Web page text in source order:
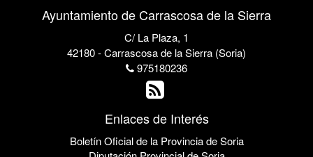
Ayuntamiento de Carrascosa de la Sierra
C/ La Plaza, 1
42180 - Carrascosa de la Sierra (Soria)
975180236
Enlaces de Interés
Boletín Oficial de la Provincia de Soria